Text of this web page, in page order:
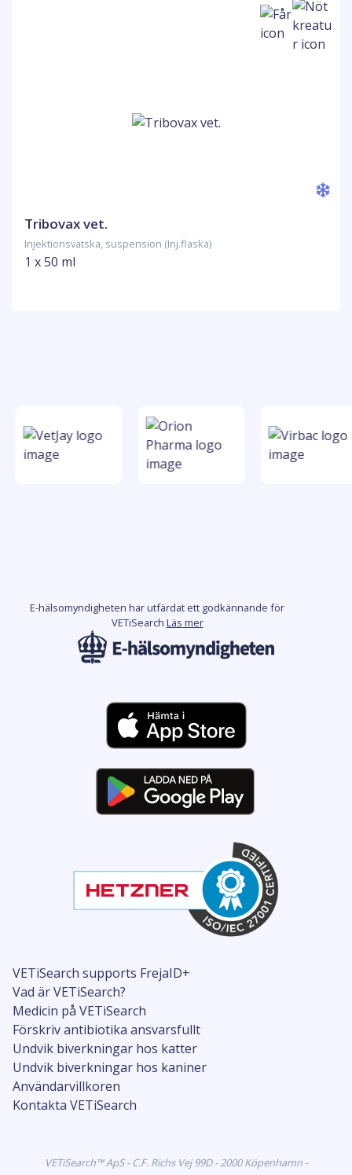
Tribovax vet.
Injektionsvätska, suspension (Inj.flaska)
1 x 50 ml
VETiSearch supports FrejaID+
Vad är VETiSearch?
Medicin på VETiSearch
Förskriv antibiotika ansvarsfullt
Undvik biverkningar hos katter
Undvik biverkningar hos kaniner
Användarvillkoren
Kontakta VETiSearch
E-hälsomyndigheten har utfärdat ett godkännande för
VETiSearch Läs mer
VETiSearch™ ApS - C.F. Richs Vej 99D - 2000 Köpenhamn -